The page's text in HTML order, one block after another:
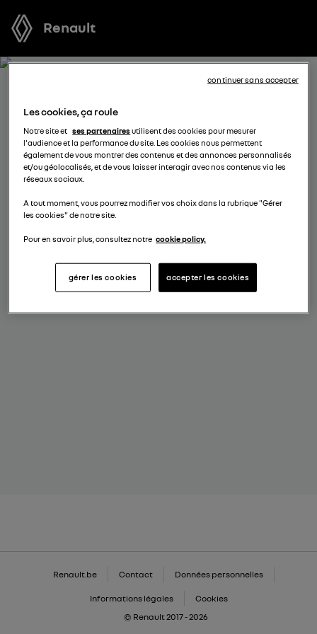
Renault
RECEVEZ GRATUITEMENT
VOTRE OFFRE POUR KANGOO
VAN
proposer l’offre la plus avantageuse, des solutions de
conseiller dans votre projet d’achat.
complétez vos coordonnées
Renault.be Contact Données personnelles
Informations légales
Cookies
© Renault 2017 - 2026
Les cookies, ça roule
Notre site et ses partenairesutilisent des cookies pour mesurer
l'audience et la performance du site. Les cookies nous permettent
également de vous montrer des contenus et des annonces personnalisés
et/ou géolocalisés, et de vous laisser interagir avec nos contenus via les
réseaux sociaux.
A tout moment, vous pourrez modifier vos choix dans la rubrique "Gérer
les cookies" de notre site.
Pour en savoir plus, consultez notre cookie policy.
accepter les cookies
gérer les cookies
continuer sans accepter